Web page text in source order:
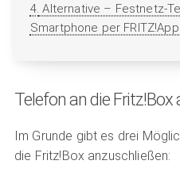
4. Alternative – Festnetz-
Smartphone per
Telefon an die Fritz!Box
Im Grunde gibt es drei
die Fritz!Box anzuschließen: